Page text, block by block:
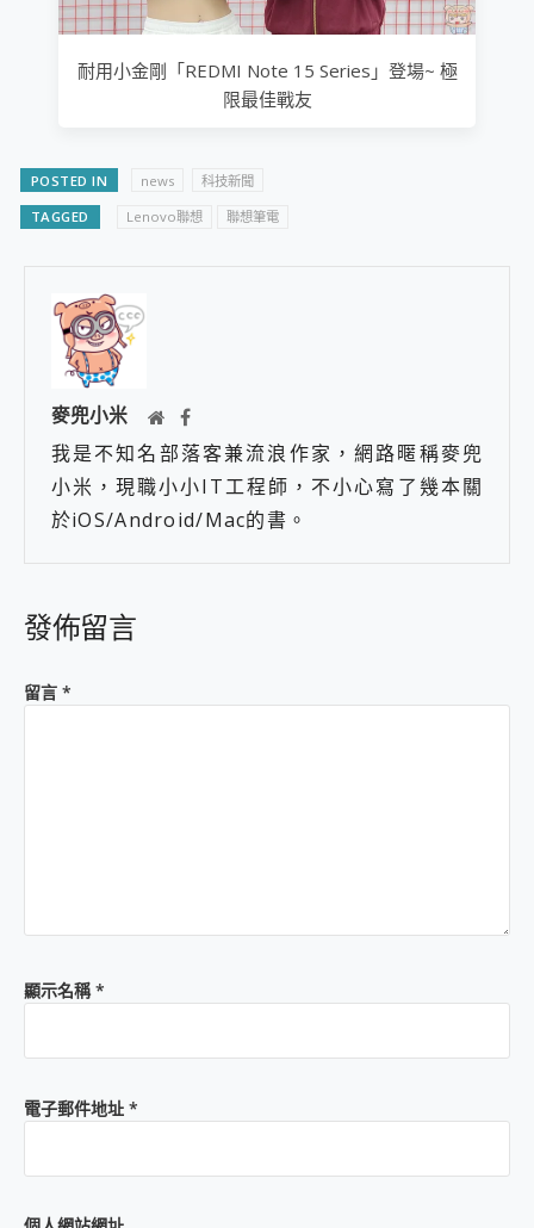
耐用小金剛「REDMI Note 15 Series」登場~ 極
限最佳戰友
POSTED IN news 科技新聞
TAGGED Lenovo聯想 聯想筆電
麥兜小米
我是不知名部落客兼流浪作家，網路暱稱麥兜
小米，現職小小IT工程師，不小心寫了幾本關
於iOS/Android/Mac的書。
發佈留言
留言 *
顯示名稱*
電子郵件地址 *